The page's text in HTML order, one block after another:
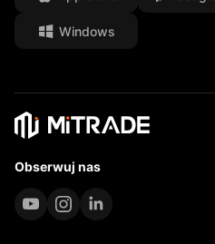
Dokumenty prawne
Windows
Obserwuj nas